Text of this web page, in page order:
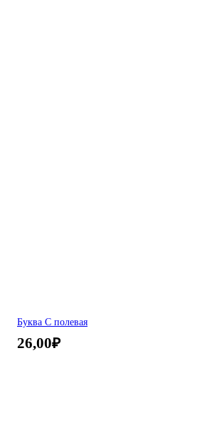
Буква С полевая
26,00₽